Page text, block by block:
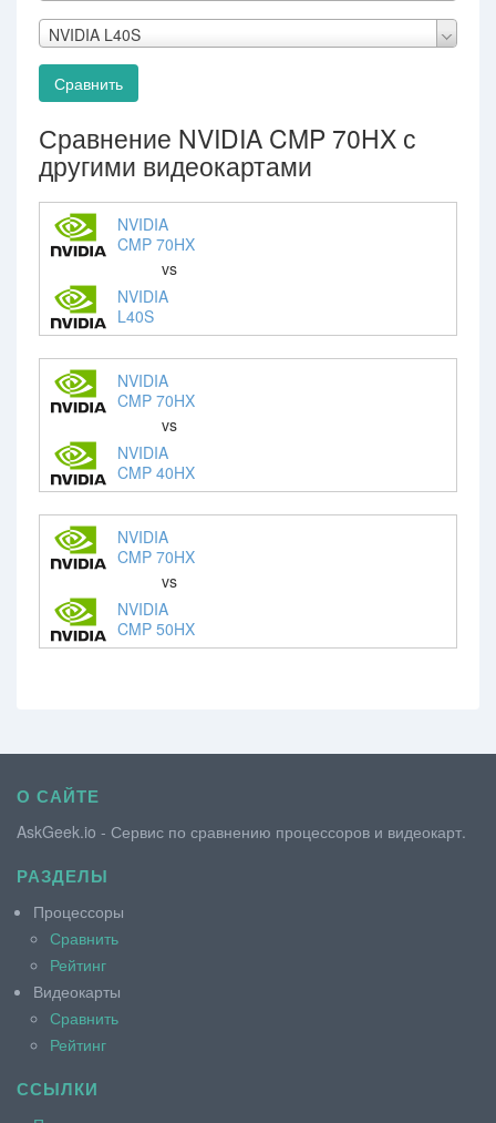
NVIDIA L40S
Сравнить
Сравнение NVIDIA CMP 70HX с
другими видеокартами
NVIDIA
CMP 70HX
vs
NVIDIA
L40S
NVIDIA
CMP 70HX
vs
NVIDIA
CMP 40HX
NVIDIA
CMP 70HX
vs
NVIDIA
CMP 50HX
О САЙТЕ
AskGeek.io - Сервис по сравнению процессоров и видеокарт.
РАЗДЕЛЫ
Процессоры
Сравнить
Рейтинг
Видеокарты
Сравнить
Рейтинг
ССЫЛКИ